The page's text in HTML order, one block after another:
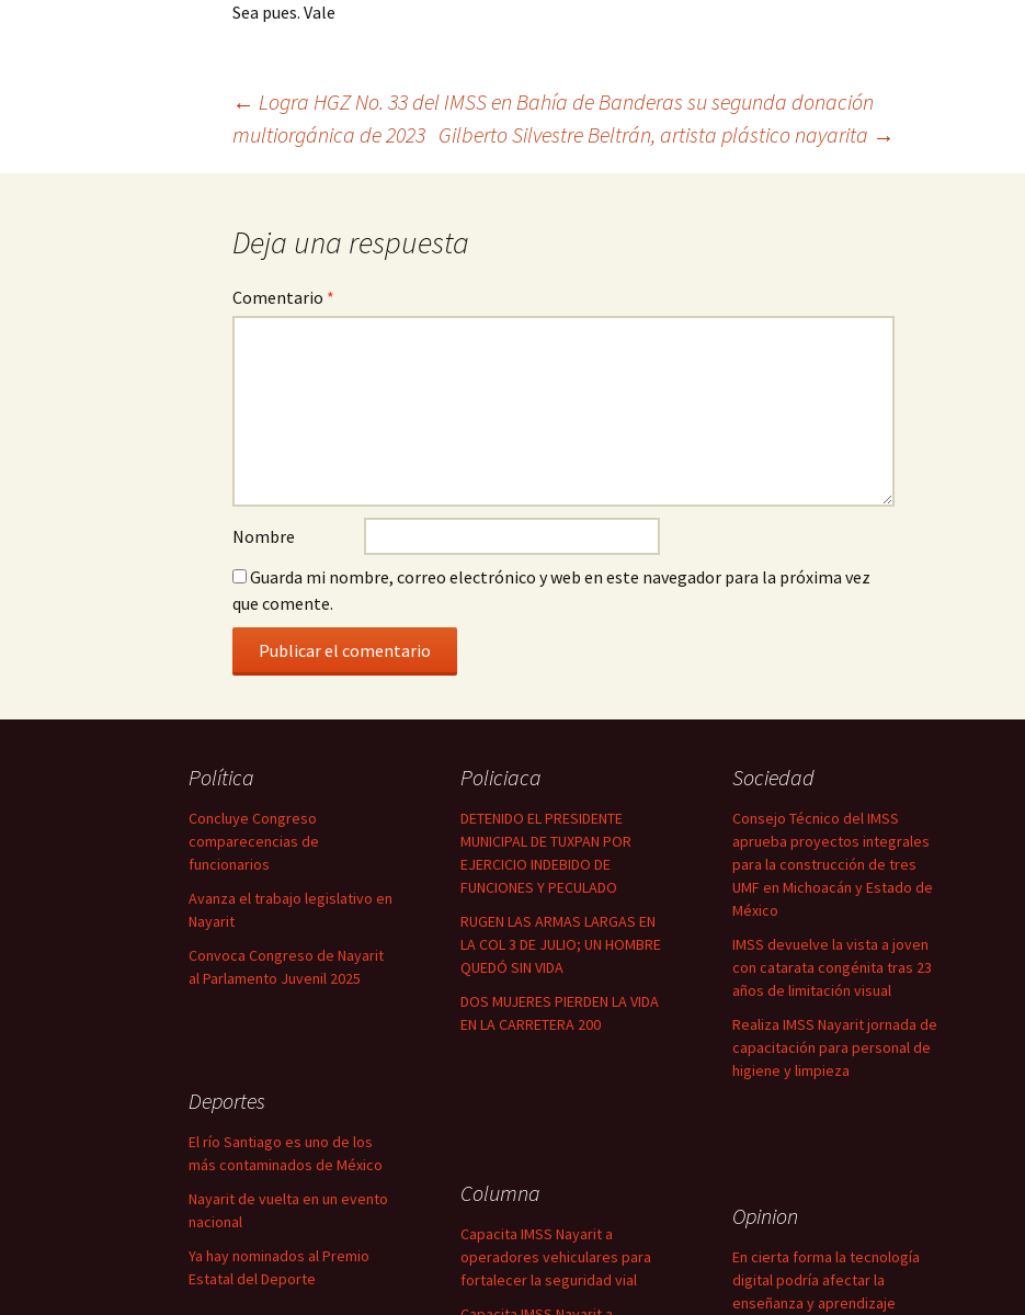
Sea pues. Vale
← Logra HGZ No. 33 del IMSS en Bahía de Banderas su segunda donación
multiorgánica de 2023 Gilberto Silvestre Beltrán, artista plástico nayarita →
Deja una respuesta
Comentario *
Nombre
Guarda mi nombre, correo electrónico y web en este navegador para la próxima vez
que comente.
Política
Concluye Congreso
comparecencias de
funcionarios
Avanza el trabajo legislativo en
Nayarit
Convoca Congreso de Nayarit
al Parlamento Juvenil 2025
Policiaca
DETENIDO EL PRESIDENTE
MUNICIPAL DE TUXPAN POR
EJERCICIO INDEBIDO DE
FUNCIONES Y PECULADO
RUGEN LAS ARMAS LARGAS EN
LA COL 3 DE JULIO; UN HOMBRE
QUEDÓ SIN VIDA
DOS MUJERES PIERDEN LA VIDA
EN LA CARRETERA 200
Sociedad
Consejo Técnico del IMSS
aprueba proyectos integrales
para la construcción de tres
UMF en Michoacán y Estado de
México
IMSS devuelve la vista a joven
con catarata congénita tras 23
años de limitación visual
Realiza IMSS Nayarit jornada de
capacitación para personal de
higiene y limpieza
Deportes
El río Santiago es uno de los
más contaminados de México
Nayarit de vuelta en un evento
nacional
Ya hay nominados al Premio
Estatal del Deporte
Columna
Capacita IMSS Nayarit a
operadores vehiculares para
fortalecer la seguridad vial
Opinion
En cierta forma la tecnología
digital podría afectar la
enseñanza y aprendizaje